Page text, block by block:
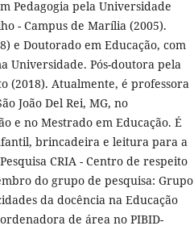
Pedagogia pela Universidade
- Campus de Marília (2005).
e Doutorado em Educação, com
Universidade. Pós-doutora pela
(2018). Atualmente, é professora
João Del Rei, MG, no
e no Mestrado em Educação. É
brincadeira e leitura para a
CRIA - Centro de respeito
do grupo de pesquisa: Grupo
da docência na Educação
de área no PIBID-